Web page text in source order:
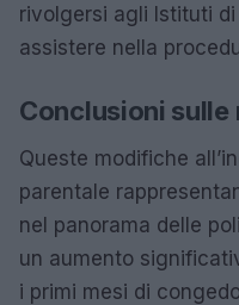
rivolgersi agli Istituti
assistere nella
Conclusioni sulle
Queste modifiche
parentale
nel panorama delle
un aumento
i primi mesi di